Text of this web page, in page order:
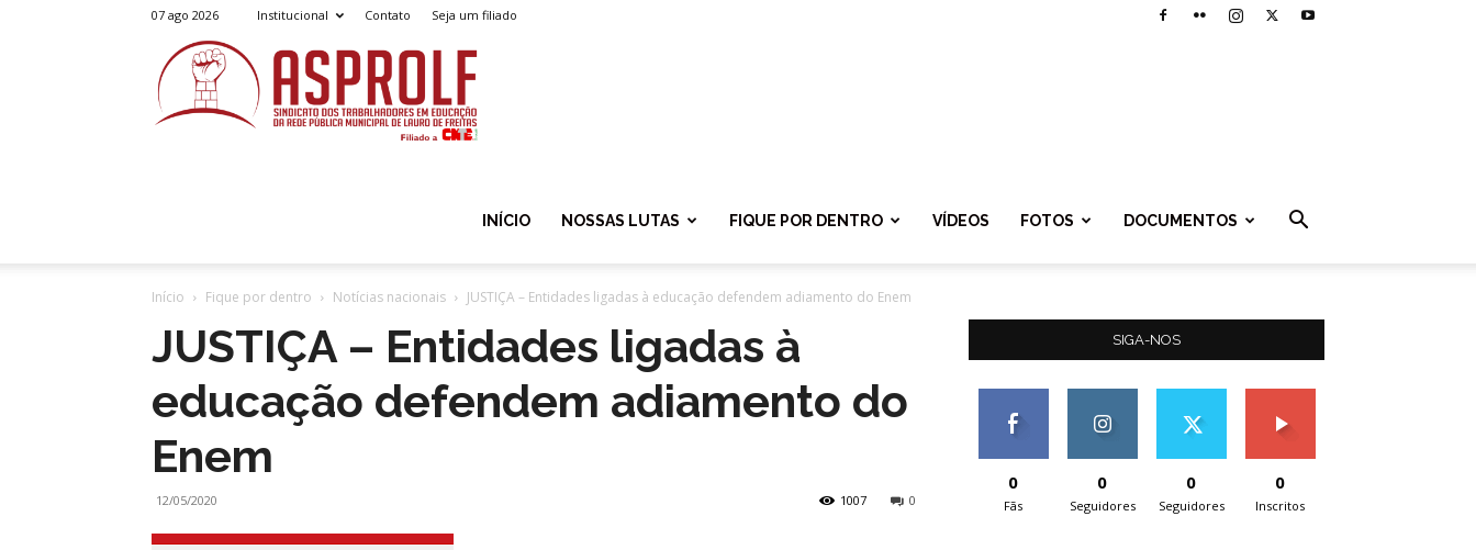
07 ago 2026 Institucional Contato Seja um filiado
INÍCIO NOSSAS LUTAS FIQUE POR DENTRO VÍDEOS FOTOS DOCUMENTOS
Início Fique por dentro Notícias nacionais JUSTIÇA – Entidades ligadas à educação defendem adiamento do Enem
JUSTIÇA – Entidades ligadas à
educação defendem adiamento do
Enem
12/05/2020 0
1007
SIGA-NOS
0
Fãs
0
Seguidores
0
Seguidores
0
Inscritos